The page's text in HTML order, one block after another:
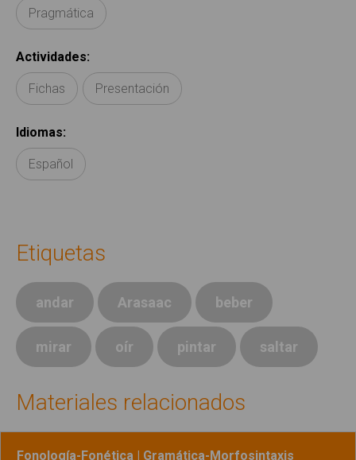
Pragmática
Actividades:
Fichas Presentación
Idiomas:
Español
Etiquetas
andar Arasaac beber
mirar oír pintar saltar
Materiales relacionados
Fonología-Fonética | Gramática-Morfosintaxis